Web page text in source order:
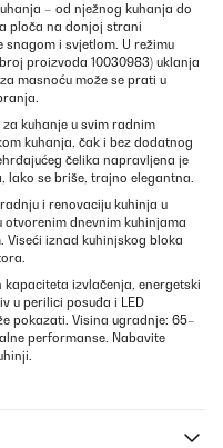
– od nježnog kuhanja do
ploča na donjoj strani
i svjetlom. U režimu
proizvoda 10030983) uklanja
masnoću može se prati u
kuhanje u svim radnim
kuhanja, čak i bez dodatnog
čelika napravljena je
lako se briše, trajno elegantna.
i renovaciju kuhinja u
otvorenim dnevnim kuhinjama
Viseći iznad kuhinjskog bloka
kapaciteta izvlačenja, energetski
u perilici posuđa i LED
pokazati. Visina ugradnje: 65–
performanse. Nabavite